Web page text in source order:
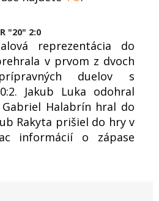
"20" 2:0
reprezentácia do
v prvom z dvoch
duelov s
Jakub Luka odohral
Halabrín hral do
Rakyta prišiel do hry v
informácií o zápase